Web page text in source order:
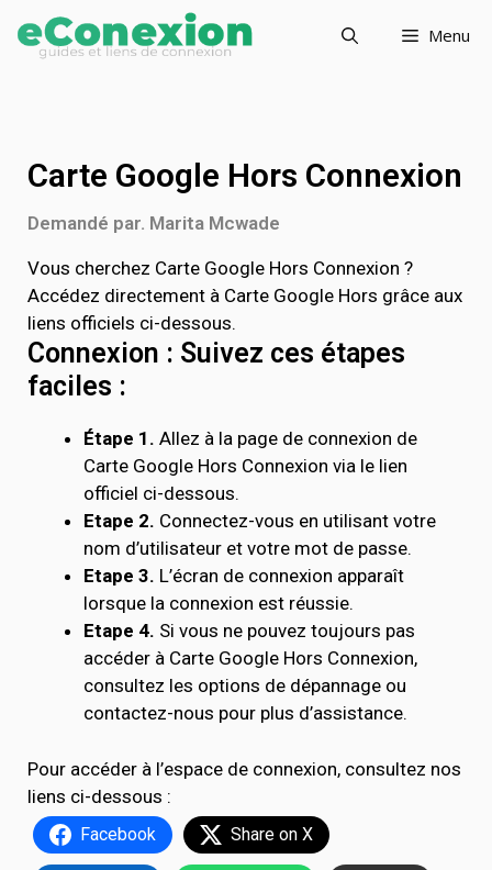
Menu
Carte Google Hors Connexion
Demandé par. Marita Mcwade
Vous cherchez Carte Google Hors Connexion ?
Accédez directement à Carte Google Hors grâce aux
liens officiels ci-dessous.
Connexion : Suivez ces étapes
faciles :
Étape 1. Allez à la page de connexion de
Carte Google Hors Connexion via le lien
officiel ci-dessous.
Etape 2. Connectez-vous en utilisant votre
nom d’utilisateur et votre mot de passe.
Etape 3. L’écran de connexion apparaît
lorsque la connexion est réussie.
Etape 4. Si vous ne pouvez toujours pas
accéder à Carte Google Hors Connexion,
consultez les options de dépannage ou
contactez-nous pour plus d’assistance.
Pour accéder à l’espace de connexion, consultez nos
liens ci-dessous :
Facebook Share on X